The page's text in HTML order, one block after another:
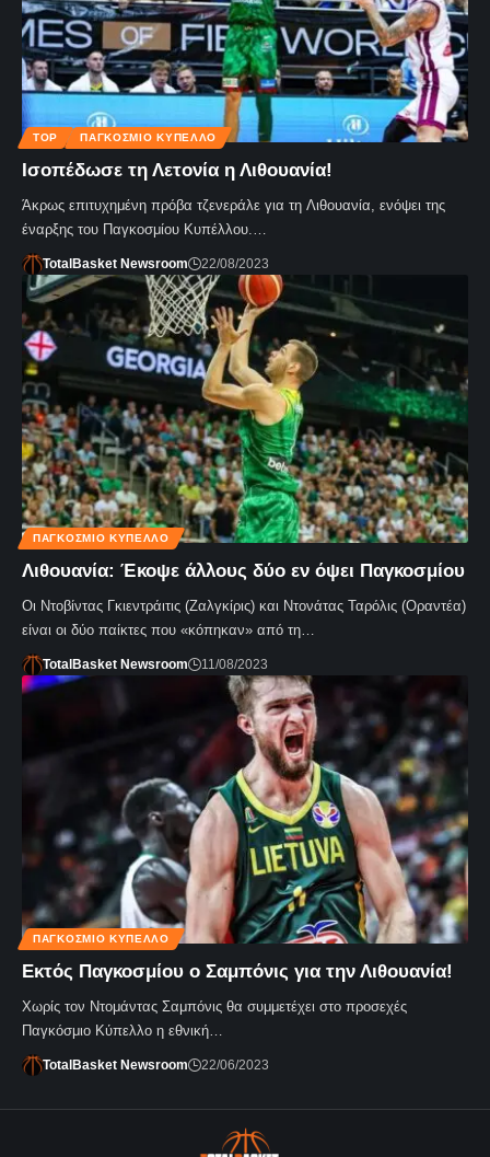
TOP ΠΑΓΚΌΣΜΙΟ ΚΎΠΕΛΛΟ
Ισοπέδωσε τη Λετονία η Λιθουανία!
Άκρως επιτυχημένη πρόβα τζενεράλε για τη Λιθουανία, ενόψει της
έναρξης του Παγκοσμίου Κυπέλλου.…
TotalBasket Newsroom 22/08/2023
ΠΑΓΚΌΣΜΙΟ ΚΎΠΕΛΛΟ
Λιθουανία: Έκοψε άλλους δύο εν όψει Παγκοσμίου
Οι Ντοβίντας Γκιεντράιτις (Ζαλγκίρις) και Ντονάτας Ταρόλις (Οραντέα)
είναι οι δύο παίκτες που «κόπηκαν» από τη…
TotalBasket Newsroom 11/08/2023
ΠΑΓΚΌΣΜΙΟ ΚΎΠΕΛΛΟ
Εκτός Παγκοσμίου ο Σαμπόνις για την Λιθουανία!
Χωρίς τον Ντομάντας Σαμπόνις θα συμμετέχει στο προσεχές
Παγκόσμιο Κύπελλο η εθνική…
TotalBasket Newsroom 22/06/2023